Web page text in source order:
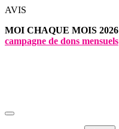
Aller
contenu
AVIS
MOI CHAQUE MOIS 2026
campagne de dons mensuels